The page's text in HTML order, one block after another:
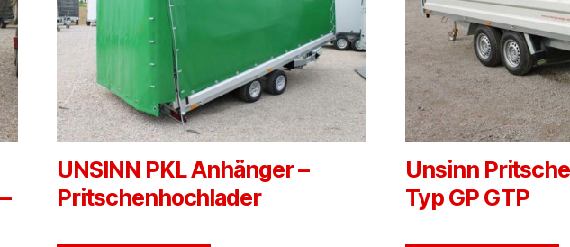
UNSINN PKL Anhänger –
Pritschenhochlader
Unsinn
Typ GP GTP